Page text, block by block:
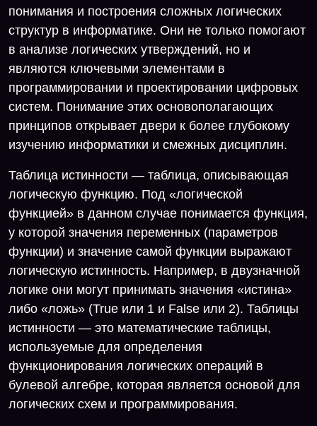
понимания и построения сложных логических
структур в информатике. Они не только помогают
в анализе логических утверждений, но и
являются ключевыми элементами в
программировании и проектировании цифровых
систем. Понимание этих основополагающих
принципов открывает двери к более глубокому
изучению информатики и смежных дисциплин.
Таблица истинности — таблица, описывающая
логическую функцию. Под «логической
функцией» в данном случае понимается функция,
у которой значения переменных (параметров
функции) и значение самой функции выражают
логическую истинность. Например, в двузначной
логике они могут принимать значения «истина»
либо «ложь» (True или 1 и False или 2). Таблицы
истинности — это математические таблицы,
используемые для определения
функционирования логических операций в
булевой алгебре, которая является основой для
логических схем и программирования.